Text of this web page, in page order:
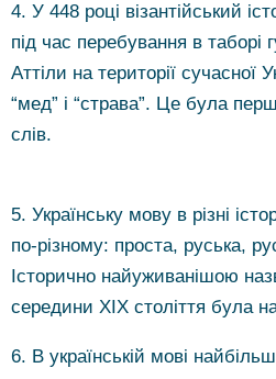
4. У 448 році візантійський
під час перебування в таборі
Аттіли на території сучасної
“мед” і “страва”. Це була
слів.
5. Українську мову в різні
по-різному: про‌ста, руська,
Історично найуживанішою
середини XIX століття була
6. В українській мові